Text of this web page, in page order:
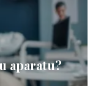
aparatu?